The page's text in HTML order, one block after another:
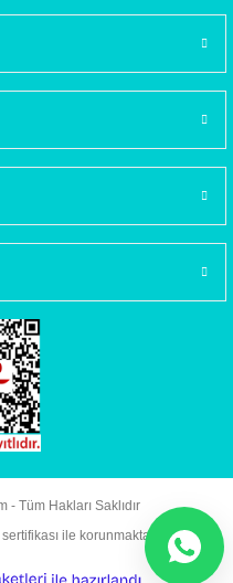
Tüm Hakları Saklıdır
ile korunmaktadır.
e- ile